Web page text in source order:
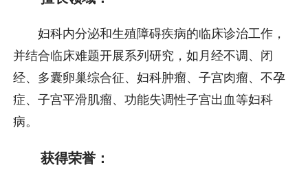
妇科内分泌和生殖障碍疾病的临床诊治工作，
并结合临床难题开展系列研究，如月经不调、闭
经、多囊卵巢综合征、妇科肿瘤、子宫肉瘤、不孕
症、子宫平滑肌瘤、功能失调性子宫出血等妇科
病。
获得荣誉：